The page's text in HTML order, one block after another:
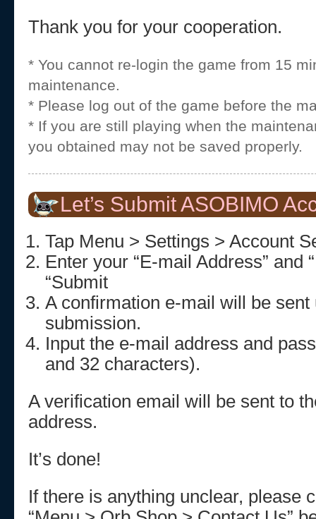
Thank you for your cooperation.
* You cannot re-login the game from 15
maintenance.
* Please log out of the game before the
* If you are still playing when the
you obtained may not be saved properly.
Let’s Submit ASOBIMO
Tap Menu > Settings > Account
Enter your “E-mail Address” and
“Submit
A confirmation e-mail will be sent
submission.
Input the e-mail address and
and 32 characters).
A verification email will be sent to
address.
It’s done!
If there is anything unclear, please